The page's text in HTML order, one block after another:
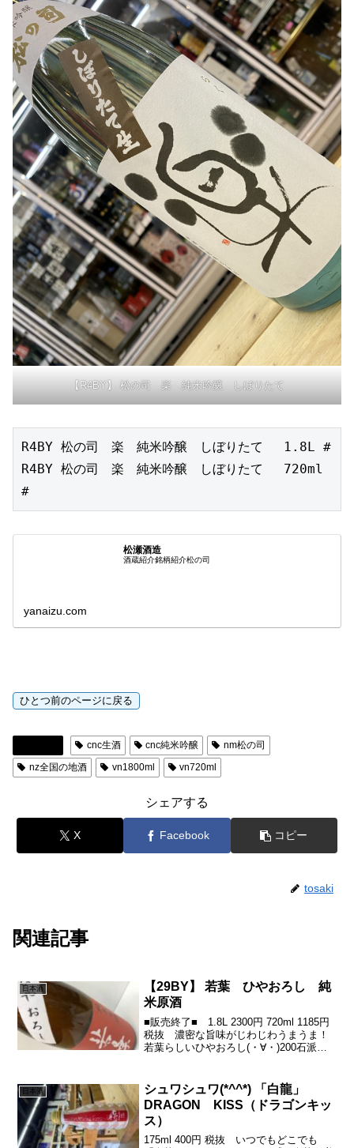
【R4BY】 松の司 楽 純米吟醸 しぼりたて
R4BY 松の司　楽　純米吟醸　しぼりたて　 1.8L #
R4BY 松の司　楽　純米吟醸　しぼりたて　 720ml
#
松瀬酒造
酒蔵紹介銘柄紹介松の司
yanaizu.com
cnc生酒 cnc純米吟醸
nm松の司
nz全国の地酒
vn1800ml vn720ml
シェアする
X Facebook コピー
tosaki
関連記事
日本酒
【29BY】 若葉 ひやおろし 純
米原酒
■販売終了■ 1.8L 2300円 720ml 1185円
税抜 濃密な旨味がじわじわうまうま！
若葉らしいひやおろし(・∀・)200石派手
と入り込み口当たりから、濃密さ...
日本酒
シュワシュワ(*^^*) 「白龍」
DRAGON KISS（ドラゴンキッ
ス）
175ml 400円 税抜 いつでもどこでも